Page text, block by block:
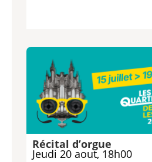
Récital d’orgue
Jeudi 20 aout, 18h00